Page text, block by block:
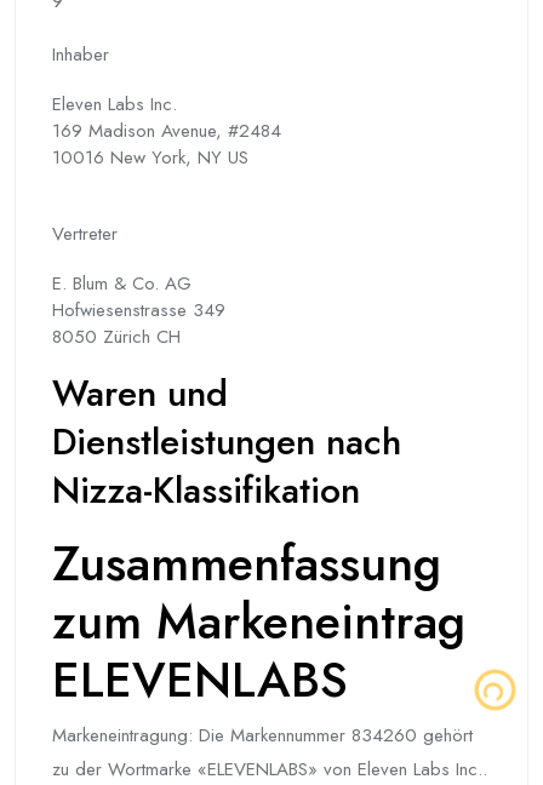
Inhaber
Eleven Labs Inc.
169 Madison Avenue, #2484
10016 New York, NY US
Vertreter
E. Blum & Co. AG
Hofwiesenstrasse 349
8050 Zürich CH
Waren und
Dienstleistungen nach
Nizza-Klassifikation
Zusammenfassung
zum Markeneintrag
ELEVENLABS
Markeneintragung: Die Markennummer 834260 gehört
zu der Wortmarke «ELEVENLABS» von Eleven Labs Inc..